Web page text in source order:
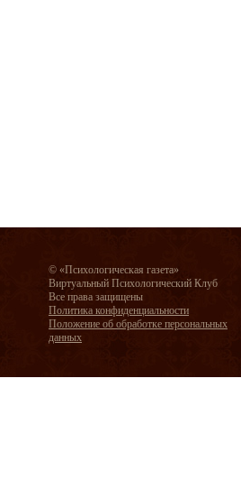
© «Психологическая газета»
Виртуальный Психологический Клуб
Все права защищены
Политика конфиденциальности
Положение об обработке персональных
данных